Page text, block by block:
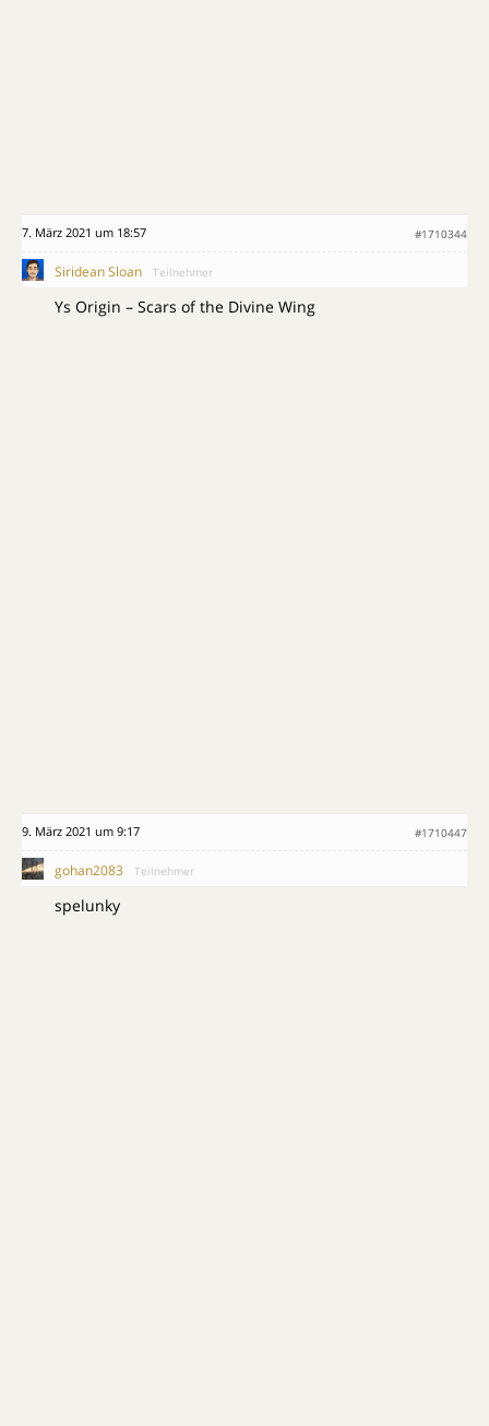
7. März 2021 um 18:57 #1710344
Siridean Sloan Teilnehmer
Ys Origin – Scars of the Divine Wing
9. März 2021 um 9:17 #1710447
gohan2083 Teilnehmer
spelunky